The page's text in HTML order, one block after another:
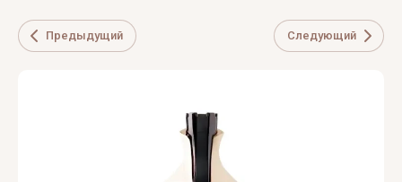
Предыдущий Следующий
Ford
TOP
X